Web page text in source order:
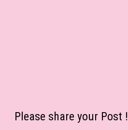
Please share your Post !